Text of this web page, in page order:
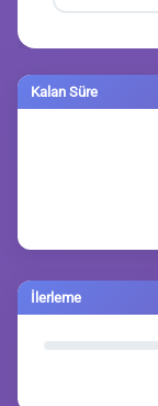
Kalan Süre
İlerleme